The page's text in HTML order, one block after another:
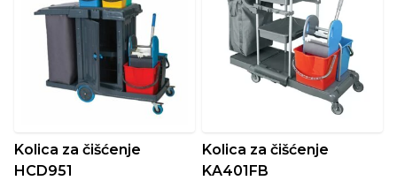
Kolica za čišćenje
HCD951
Kolica za čišćenje
KA401FB